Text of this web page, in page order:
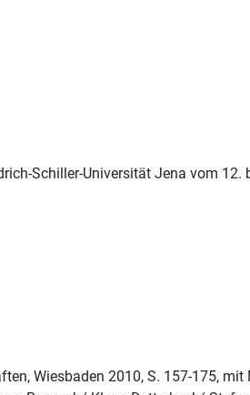
Schiller-Universität Jena vom 12.
Wiesbaden 2010, S. 157-175, mit